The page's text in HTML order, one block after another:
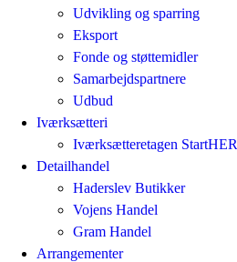
Udvikling og sparring
Eksport
Fonde og støttemidler
Samarbejdspartnere
Udbud
Iværksætteri
Iværksætteretagen StartHER
Detailhandel
Haderslev Butikker
Vojens Handel
Gram Handel
Arrangementer